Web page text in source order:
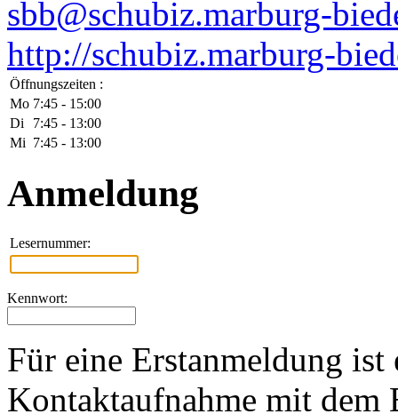
sbb@schubiz.marburg-
http://schubiz.marburg-
Öffnungszeiten :
Mo 7:45 - 15:00
Di
7:45 - 13:00
Mi 7:45 - 13:00
Anmeldung
Lesernummer:
Kennwort:
Für eine Erstanmeldung
Kontaktaufnahme mit dem